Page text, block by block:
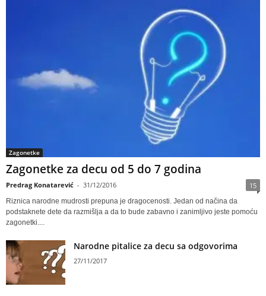
Zagonetke
Zagonetke za decu od 5 do 7 godina
Predrag Konatarević - 31/12/2016 15
Riznica narodne mudrosti prepuna je dragocenosti. Jedan od načina da
podstaknete dete da razmišlja a da to bude zabavno i zanimljivo jeste pomoću
zagonetki....
Narodne pitalice za decu sa odgovorima
27/11/2017